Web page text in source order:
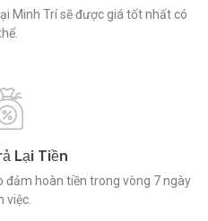
Minh Trí sẽ được giá tốt nhất có
Lại Tiền
hoàn tiền trong vòng 7 ngày
việc.